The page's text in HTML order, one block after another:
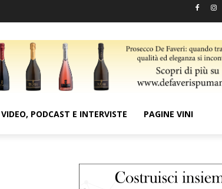
VIDEO, PODCAST E INTERVISTE PAGINE VINI